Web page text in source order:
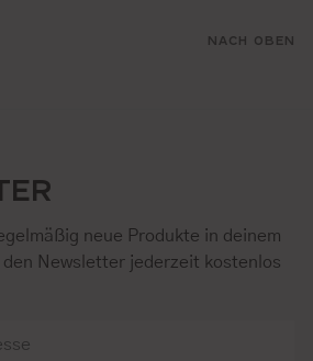
NACH OBEN
neue Produkte in deinem
den Newsletter jederzeit kostenlos